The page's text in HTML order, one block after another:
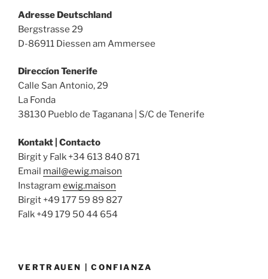
Adresse Deutschland
Bergstrasse 29
D-86911 Diessen am Ammersee
Direccíon Tenerife
Calle San Antonio, 29
La Fonda
38130 Pueblo de Taganana | S/C de Tenerife
Kontakt | Contacto
Birgit y Falk +34 613 840 871
Email mail@ewig.maison
Instagram ewig.maison
Birgit +49 177 59 89 827
Falk +49 179 50 44 654
VERTRAUEN | CONFIANZA